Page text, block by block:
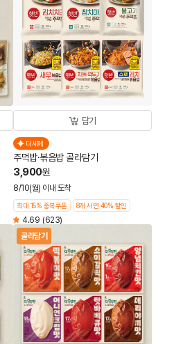
담기
더세페
주먹밥·볶음밥 골라담기
3,900원
8/10(월) 이내 도착
최대 15% 중복쿠폰 8개 사면 40% 할인
4.69 (623)
골라담기